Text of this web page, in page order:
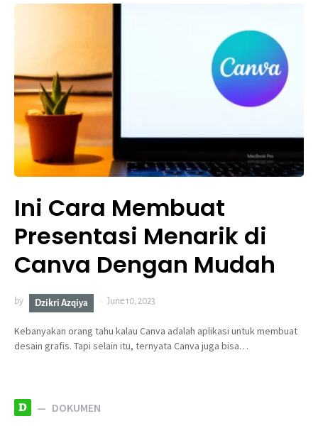
Ini Cara Membuat
Presentasi Menarik di
Canva Dengan Mudah
by Dzikri Azqiya June 10, 2023
Kebanyakan orang tahu kalau Canva adalah aplikasi untuk membuat
desain grafis. Tapi selain itu, ternyata Canva juga bisa…
D DOKUMEN